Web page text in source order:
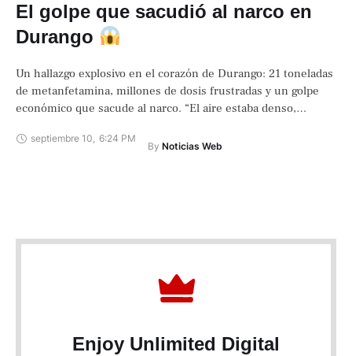
El golpe que sacudió al narco en
Durango
Un hallazgo explosivo en el corazón de Durango: 21 toneladas
de metanfetamina, millones de dosis frustradas y un golpe
económico que sacude al narco. “El aire estaba denso,
septiembre 10, 6:24 PM
By Noticias Web
Enjoy Unlimited Digital